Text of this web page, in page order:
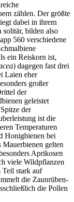
zählen. Der größte
dabei in ihrem
solitär, bilden also
560 verschiedene
ein Reiskorn ist,
) dagegen fast drei
Laien eher
großer
der
geleistet
der
ist die
Temperaturen
Honigbienen bei
gelten
Aprikosen
viele Wildpflanzen
Teil stark auf
die Zaunrüben-
die Pollen